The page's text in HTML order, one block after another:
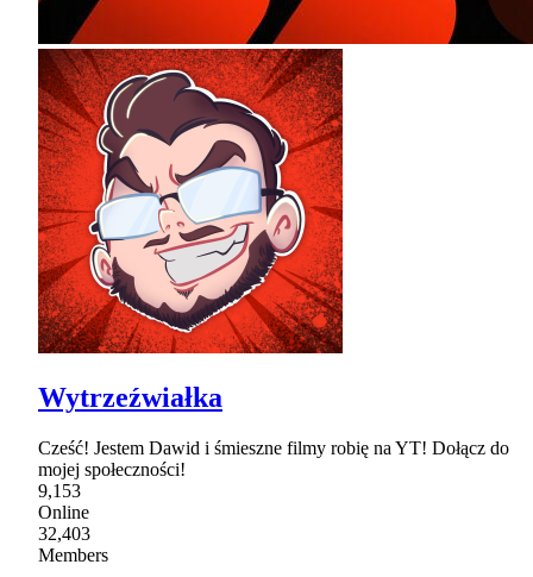
Wytrzeźwiałka
Cześć! Jestem Dawid i śmieszne filmy robię na YT! Dołącz do
mojej społeczności!
9,153
Online
32,403
Members